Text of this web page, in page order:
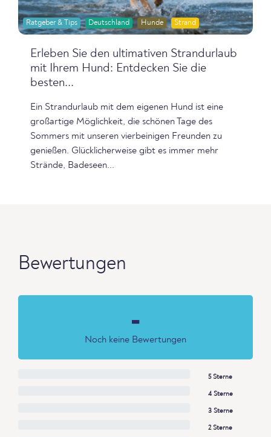
Ratgeber & Tips Deutschland Hunde Strand
Erleben Sie den ultimativen Strandurlaub
mit Ihrem Hund: Entdecken Sie die
besten...
Ein Strandurlaub mit dem eigenen Hund ist eine
großartige Möglichkeit, die schönen Tage des
Sommers mit unseren vierbeinigen Freunden zu
genießen. Glücklicherweise gibt es immer mehr
Strände, Badeseen...
Bewertungen
-
Noch keine Bewertungen
5 Sterne
4 Sterne
3 Sterne
2 Sterne